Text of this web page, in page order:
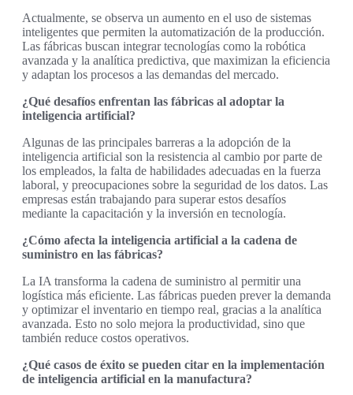
Actualmente, se observa un aumento en el uso de sistemas
inteligentes que permiten la automatización de la producción.
Las fábricas buscan integrar tecnologías como la robótica
avanzada y la analítica predictiva, que maximizan la eficiencia
y adaptan los procesos a las demandas del mercado.
¿Qué desafíos enfrentan las fábricas al adoptar la
inteligencia artificial?
Algunas de las principales barreras a la adopción de la
inteligencia artificial son la resistencia al cambio por parte de
los empleados, la falta de habilidades adecuadas en la fuerza
laboral, y preocupaciones sobre la seguridad de los datos. Las
empresas están trabajando para superar estos desafíos
mediante la capacitación y la inversión en tecnología.
¿Cómo afecta la inteligencia artificial a la cadena de
suministro en las fábricas?
La IA transforma la cadena de suministro al permitir una
logística más eficiente. Las fábricas pueden prever la demanda
y optimizar el inventario en tiempo real, gracias a la analítica
avanzada. Esto no solo mejora la productividad, sino que
también reduce costos operativos.
¿Qué casos de éxito se pueden citar en la implementación
de inteligencia artificial en la manufactura?